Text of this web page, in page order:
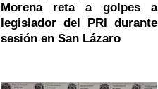
Morena reta a golpes a
legislador del PRI durante
sesión en San Lázaro